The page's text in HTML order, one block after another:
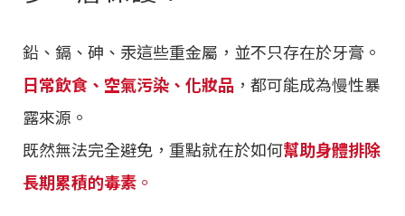
鉛、鎘、砷、汞這些重金屬，並不只存在於牙膏。
日常飲食、空氣污染、化妝品 ，都可能成為慢性暴
露來源。
既然無法完全避免，重點就在於如何幫助身體排除
長期累積的毒素 。